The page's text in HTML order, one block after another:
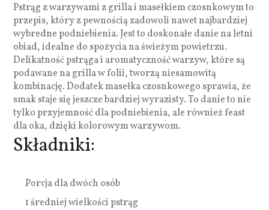
Pstrąg z warzywami z grilla i masełkiem czosnkowym to
przepis, który z pewnością zadowoli nawet najbardziej
wybredne podniebienia. Jest to doskonałe danie na letni
obiad, idealne do spożycia na świeżym powietrzu.
Delikatność pstrąga i aromatyczność warzyw, które są
podawane na grilla w folii, tworzą niesamowitą
kombinację. Dodatek masełka czosnkowego sprawia, że
smak staje się jeszcze bardziej wyrazisty. To danie to nie
tylko przyjemność dla podniebienia, ale również feast
dla oka, dzięki kolorowym warzywom.
Składniki:
Porcja dla dwóch osób
1 średniej wielkości pstrąg